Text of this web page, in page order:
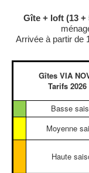
Gîte + loft (13 +
Arrivée à partir de
Gîtes VIA
Tarifs 2026
Basse
Moyenne
Haute